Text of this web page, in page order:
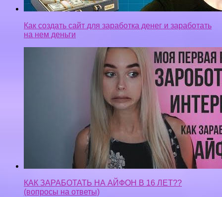
Как создать сайт для заработка денег и заработать
на нем деньги
КАК ЗАРАБОТАТЬ НА АЙФОН В 16 ЛЕТ??
(вопросы на ответы)